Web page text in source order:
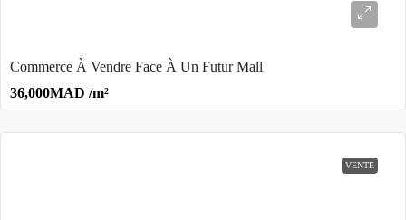
Commerce À Vendre Face À Un Futur Mall
36,000MAD /m²
VENTE